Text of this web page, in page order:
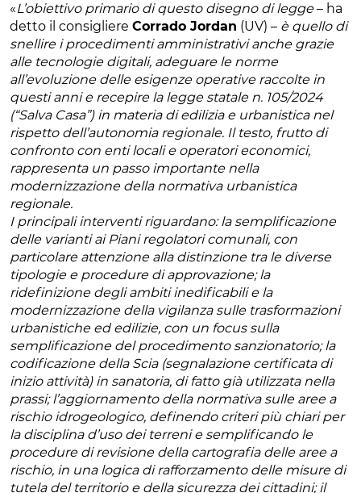
«L’obiettivo primario di questo disegno di legge– ha
detto il consigliere Corrado Jordan (UV) – è quello di
snellire i procedimenti amministrativi anche grazie
alle tecnologie digitali, adeguare le norme
all’evoluzione delle esigenze operative raccolte in
questi anni e recepire la legge statale n. 105/2024
(“Salva Casa”) in materia di edilizia e urbanistica nel
rispetto dell’autonomia regionale. Il testo, frutto di
confronto con enti locali e operatori economici,
rappresenta un passo importante nella
modernizzazione della normativa urbanistica
regionale.
I principali interventi riguardano: la semplificazione
delle varianti ai Piani regolatori comunali, con
particolare attenzione alla distinzione tra le diverse
tipologie e procedure di approvazione; la
ridefinizione degli ambiti inedificabili e la
modernizzazione della vigilanza sulle trasformazioni
urbanistiche ed edilizie, con un focus sulla
semplificazione del procedimento sanzionatorio; la
codificazione della Scia (segnalazione certificata di
inizio attività) in sanatoria, di fatto già utilizzata nella
prassi; l’aggiornamento della normativa sulle aree a
rischio idrogeologico, definendo criteri più chiari per
la disciplina d’uso dei terreni e semplificando le
procedure di revisione della cartografia delle aree a
rischio, in una logica di rafforzamento delle misure di
tutela del territorio e della sicurezza dei cittadini; il